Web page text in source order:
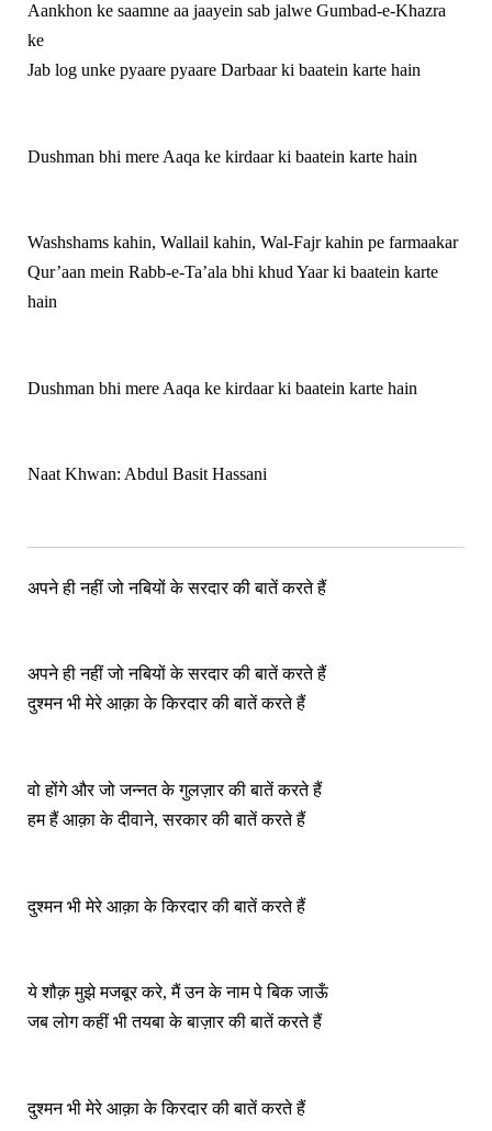
Aankhon ke saamne aa jaayein sab jalwe Gumbad-e-Khazra
ke
Jab log unke pyaare pyaare Darbaar ki baatein karte hain
Dushman bhi mere Aaqa ke kirdaar ki baatein karte hain
Washshams kahin, Wallail kahin, Wal-Fajr kahin pe farmaakar
Qur’aan mein Rabb-e-Ta’ala bhi khud Yaar ki baatein karte
hain
Dushman bhi mere Aaqa ke kirdaar ki baatein karte hain
Naat Khwan: Abdul Basit Hassani
अपने ही नहीं जो नबियों के सरदार की बातें करते हैं
अपने ही नहीं जो नबियों के सरदार की बातें करते हैं
दुश्मन भी मेरे आक़ा के किरदार की बातें करते हैं
वो होंगे और जो जन्नत के गुलज़ार की बातें करते हैं
हम हैं आक़ा के दीवाने, सरकार की बातें करते हैं
दुश्मन भी मेरे आक़ा के किरदार की बातें करते हैं
ये शौक़ मुझे मजबूर करे, मैं उन के नाम पे बिक जाऊँ
जब लोग कहीं भी तयबा के बाज़ार की बातें करते हैं
दुश्मन भी मेरे आक़ा के किरदार की बातें करते हैं